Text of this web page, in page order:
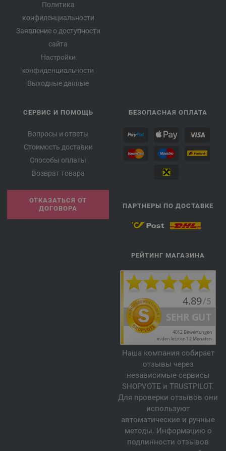
Политика
конфиденциальности
Заявление о доступности
сайта
Настройки
конфиденциальности
Выходные данные
СЕРВИС И ПОМОЩЬ
Вопросы и ответы
Стоимость доставки
Способы оплаты
Возврат товара
ОТКАЗАТЬСЯ ОТ
ДОГОВОРА
БЕЗОПАСНАЯ ОПЛАТА
ПАРТНЕРЫ ПО ДОСТАВКЕ
РЕЙТИНГ МАГАЗИНА
Наша компания собирает
отзывы через
независимые сервисы
SHOPVOTE и TRUSTPILOT.
Для проверки отзывов они
используют
автоматические и ручные
методы. Информацию о
подлинности отзывов